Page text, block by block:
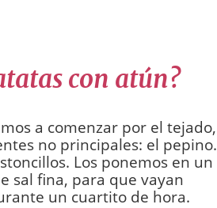
con atún?
a comenzar por el tejado,
no principales: el pepino.
Los ponemos en un
sal fina, para que vayan
un cuartito de hora.